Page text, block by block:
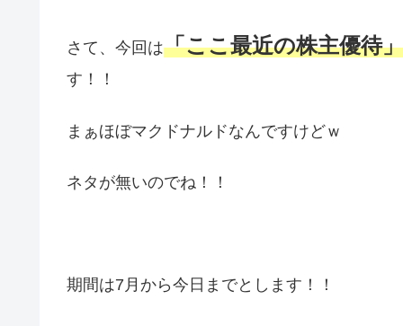
さて、今回は「ここ最近の株主優待」
す！！
まぁほぼマクドナルドなんですけどｗ
ネタが無いのでね！！
期間は7月から今日までとします！！